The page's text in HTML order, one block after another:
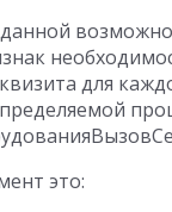
для
это: